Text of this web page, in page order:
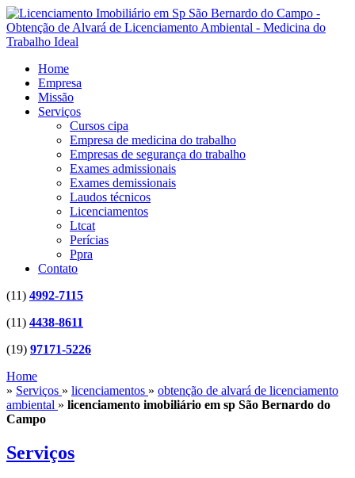
Home
Empresa
Missão
Serviços
Cursos cipa
Empresa de medicina do trabalho
Empresas de segurança do trabalho
Exames admissionais
Exames demissionais
Laudos técnicos
Licenciamentos
Ltcat
Perícias
Ppra
Contato
(11) 4992-7115
(11) 4438-8611
(19) 97171-5226
Home
» Serviços » licenciamentos » obtenção de alvará de licenciamento
ambiental » licenciamento imobiliário em sp São Bernardo do
Campo
Serviços